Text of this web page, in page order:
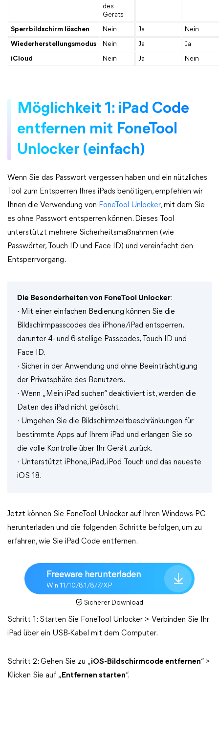
des
Geräts
Sperrbildschirm löschen Nein Ja
Nein
Wiederherstellungsmodus
Nein Ja
Ja
iCloud
Nein Ja Nein
Möglichkeit 1: iPad Code
entfernen mit FoneTool
Unlocker (einfach)
Wenn Sie das Passwort vergessen haben und ein nützliches
Tool zum Entsperren Ihres iPads benötigen, empfehlen wir
Ihnen die Verwendung von FoneTool Unlocker, mit dem Sie
es ohne Passwort entsperren können. Dieses Tool
unterstützt mehrere Sicherheitsmaßnahmen (wie
Passwörter, Touch ID und Face ID) und vereinfacht den
Entsperrvorgang.
Die Besonderheiten von FoneTool Unlocker:
· Mit einer einfachen Bedienung können Sie die
Bildschirmpasscodes des iPhone/iPad entsperren,
darunter 4- und 6-stellige Passcodes, Touch ID und
Face ID.
· Sicher in der Anwendung und ohne Beeinträchtigung
der Privatsphäre des Benutzers.
· Wenn „Mein iPad suchen“ deaktiviert ist, werden die
Daten des iPad nicht gelöscht.
· Umgehen Sie die Bildschirmzeitbeschränkungen für
bestimmte Apps auf Ihrem iPad und erlangen Sie so
die volle Kontrolle über Ihr Gerät zurück.
· Unterstützt iPhone, iPad, iPod Touch und das neueste
iOS 18.
Jetzt können Sie FoneTool Unlocker auf Ihren Windows-PC
herunterladen und die folgenden Schritte befolgen, um zu
erfahren, wie Sie iPad Code entfernen.
Freeware herunterladen
Win 11/10/8.1/8/7/XP
Sicherer Download
Schritt 1: Starten Sie FoneTool Unlocker > Verbinden Sie Ihr
iPad über ein USB-Kabel mit dem Computer.
Schritt 2: Gehen Sie zu „iOS-Bildschirmcode entfernen“ >
Klicken Sie auf „ Entfernen starten“.